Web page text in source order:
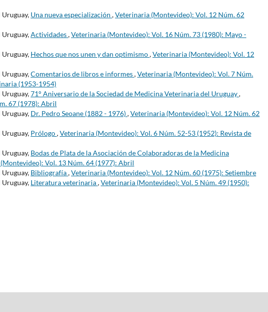
Una nueva especialización ,Veterinaria (Montevideo): Vol. 12 Núm. 62
Actividades,Veterinaria (Montevideo): Vol. 16 Núm. 73 (1980): Mayo -
Hechos que nos unen y dan optimismo,Veterinaria (Montevideo): Vol. 12
Comentarios de libros e informes,Veterinaria (Montevideo): Vol. 7 Núm.
(1953-1954)
71° Aniversario de la Sociedad de Medicina Veterinaria del Uruguay,
67 (1978): Abril
Dr. Pedro Seoane (1882 - 1976),Veterinaria (Montevideo): Vol. 12 Núm. 62
Prólogo,Veterinaria (Montevideo): Vol. 6 Núm. 52-53 (1952): Revista de
Bodas de Plata de la Asociación de Colaboradoras de la Medicina
Vol. 13 Núm. 64 (1977): Abril
Bibliografía,Veterinaria (Montevideo): Vol. 12 Núm. 60 (1975): Setiembre
Literatura veterinaria,Veterinaria (Montevideo): Vol. 5 Núm. 49 (1950):